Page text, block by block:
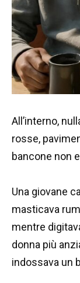
All’interno,
rosse,
bancone non
Una giovane
masticava
mentre
donna più
indossava un